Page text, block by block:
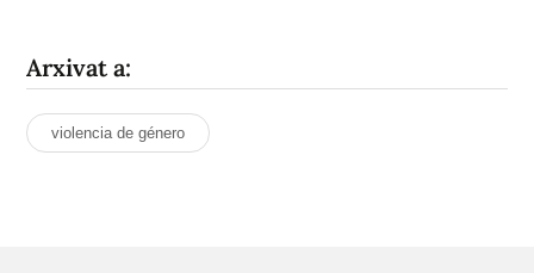
Arxivat a:
violencia de género